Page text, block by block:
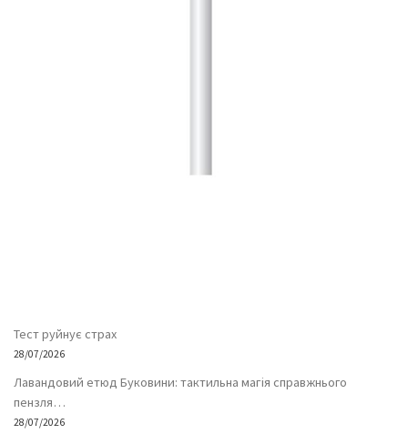
Тест руйнує страх
28/07/2026
Лавандовий етюд Буковини: тактильна магія справжнього
пензля…
28/07/2026